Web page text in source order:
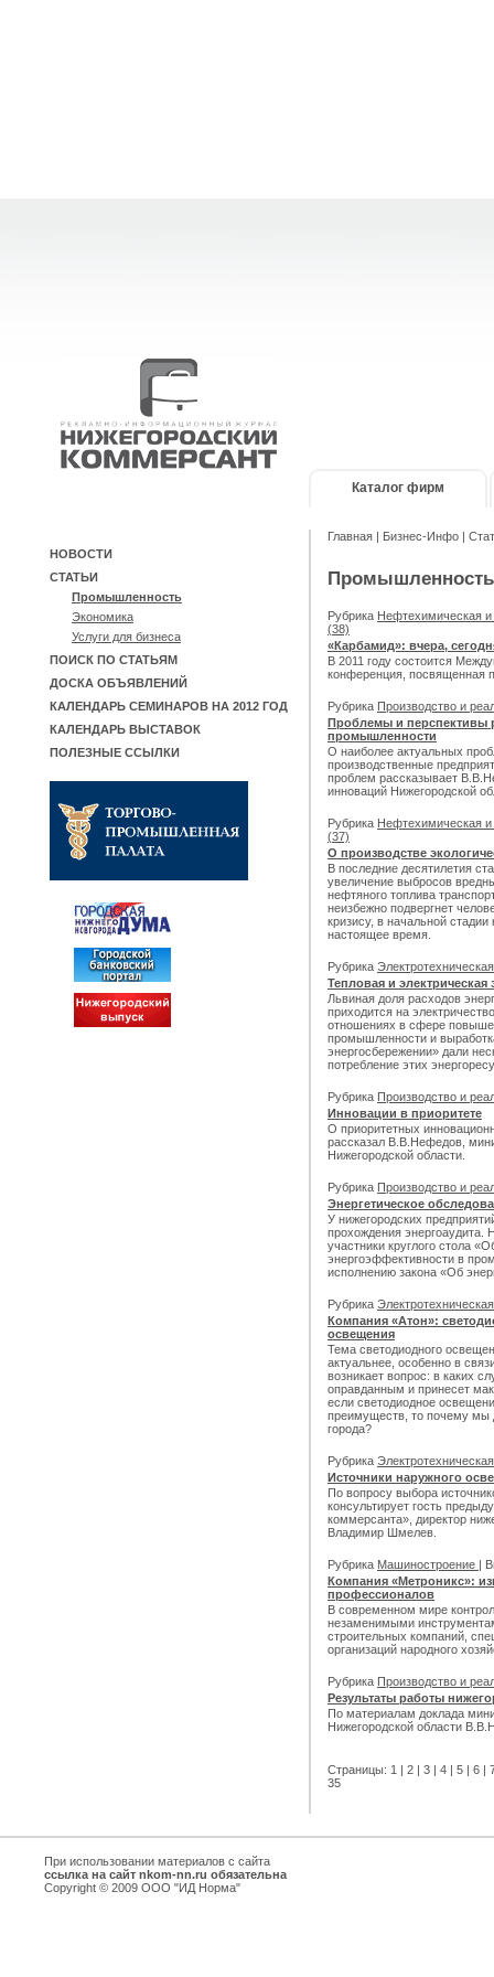
Каталог фирм
НОВОСТИ
СТАТЬИ
Промышленность
Экономика
Услуги для бизнеса
ПОИСК ПО СТАТЬЯМ
ДОСКА ОБЪЯВЛЕНИЙ
КАЛЕНДАРЬ СЕМИНАРОВ НА 2012 ГОД
КАЛЕНДАРЬ ВЫСТАВОК
ПОЛЕЗНЫЕ ССЫЛКИ
Главная | Бизнес-Инфо |
Промышленность
Рубрика Нефтехимическая
(38)
«Карбамид»: вчера,
В 2011 году состоится
конференция, посвященная
Рубрика Производство и
Проблемы и перспективы
промышленности
О наиболее актуальных
производственные
проблем рассказывает
инноваций Нижегородской
Рубрика Нефтехимическая
(37)
О производстве
В последние десятилетия
увеличение выбросов
нефтяного топлива
неизбежно подвергнет
кризису, в начальной
настоящее время.
Рубрика
Тепловая и
Львиная доля расходов
приходится на
отношениях в сфере
промышленности и
энергосбережении» дали
потребление этих
Рубрика Производство и
Инновации в приоритете
О приоритетных
рассказал В.В.Нефедов,
Нижегородской области.
Рубрика Производство и
Энергетическое
У нижегородских
прохождения энергоаудита.
участники круглого стола
энергоэффективности в
исполнению закона «Об
Рубрика
Компания «Атон»:
освещения
Тема светодиодного
актуальнее, особенно в
возникает вопрос: в каких
оправданным и принесет
если светодиодное
преимуществ, то почему мы
города?
Рубрика
Источники наружного
По вопросу выбора
консультирует гость
коммерсанта», директор
Владимир Шмелев.
Рубрика Машиностроение |
Компания «Метроникс»:
профессионалов
В современном мире
незаменимыми
строительных компаний,
организаций народного
Рубрика Производство и
Результаты работы
По материалам доклада
Нижегородской области
Страницы: 1 | 2 | 3 | 4 | 5 | 6 |
35
При использовании материалов с сайта
ссылка на сайт nkom-nn.ru обязательна
Copyright © 2009 ООО "ИД Норма"